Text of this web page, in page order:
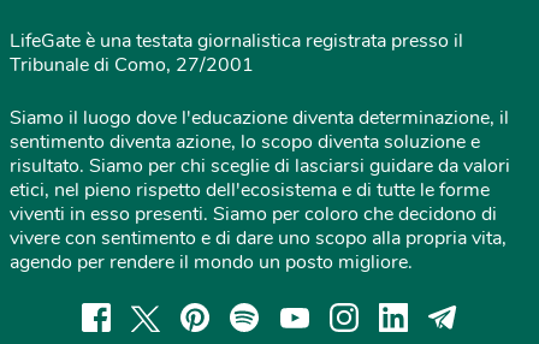
LifeGate è una testata giornalistica registrata presso il
Tribunale di Como, 27/2001
Siamo il luogo dove l'educazione diventa determinazione, il
sentimento diventa azione, lo scopo diventa soluzione e
risultato. Siamo per chi sceglie di lasciarsi guidare da valori
etici, nel pieno rispetto dell'ecosistema e di tutte le forme
viventi in esso presenti. Siamo per coloro che decidono di
vivere con sentimento e di dare uno scopo alla propria vita,
agendo per rendere il mondo un posto migliore.